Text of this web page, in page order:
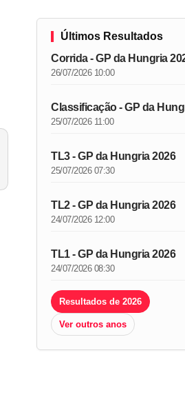
Últimos Resultados
Corrida - GP da Hungria
26/07/2026 10:00
Classificação - GP da
25/07/2026 11:00
TL3 - GP da Hungria 2026
25/07/2026 07:30
TL2 - GP da Hungria 2026
24/07/2026 12:00
TL1 - GP da Hungria 2026
24/07/2026 08:30
Resultados de 2026
Ver outros anos